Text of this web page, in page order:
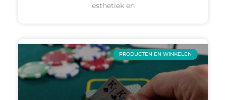
esthetiek en
PRODUCTEN EN WINKELEN